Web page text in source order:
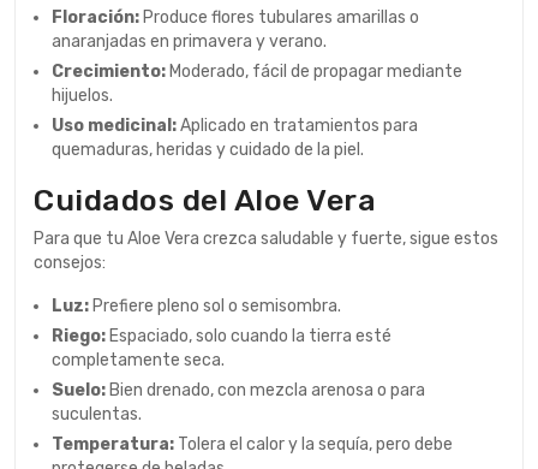
Floración: Produce flores tubulares amarillas o
anaranjadas en primavera y verano.
Crecimiento: Moderado, fácil de propagar mediante
hijuelos.
Uso medicinal:Aplicado en tratamientos para
quemaduras, heridas y cuidado de la piel.
Cuidados del Aloe Vera
Para que tu Aloe Vera crezca saludable y fuerte, sigue estos
consejos:
Luz: Prefiere pleno sol o semisombra.
Riego: Espaciado, solo cuando la tierra esté
completamente seca.
Suelo: Bien drenado, con mezcla arenosa o para
suculentas.
Temperatura: Tolera el calor y la sequía, pero debe